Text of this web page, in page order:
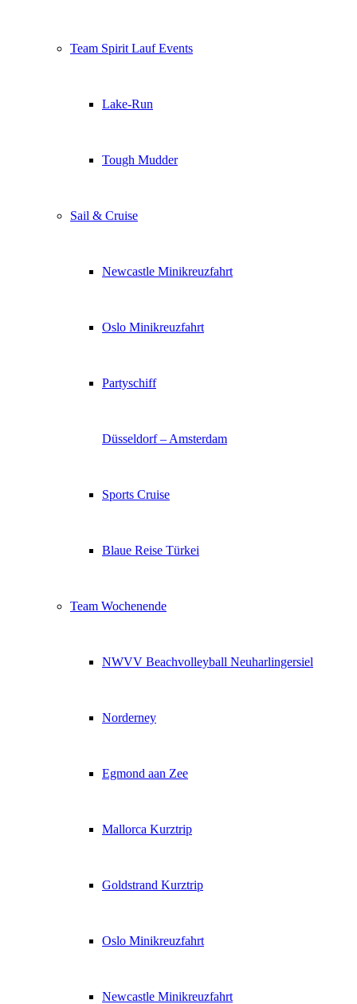
Team Spirit Lauf Events
Lake-Run
Tough Mudder
Sail & Cruise
Newcastle Minikreuzfahrt
Oslo Minikreuzfahrt
Partyschiff
Düsseldorf – Amsterdam
Sports Cruise
Blaue Reise Türkei
Team Wochenende
NWVV Beachvolleyball Neuharlingersiel
Norderney
Egmond aan Zee
Mallorca Kurztrip
Goldstrand Kurztrip
Oslo Minikreuzfahrt
Newcastle Minikreuzfahrt